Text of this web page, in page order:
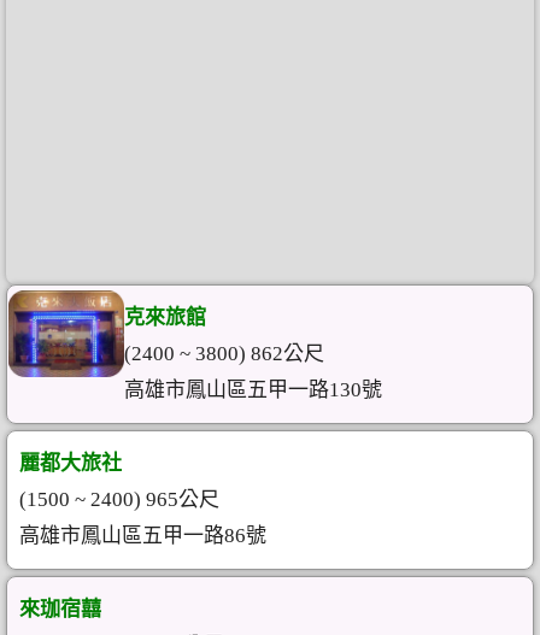
克來旅館
(2400 ~ 3800) 862公尺
高雄市鳳山區五甲一路130號
麗都大旅社
(1500 ~ 2400) 965公尺
高雄市鳳山區五甲一路86號
來珈宿囍